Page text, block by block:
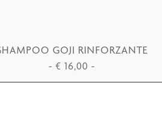
GOJI RINFORZANTE
-€ 16,00 -